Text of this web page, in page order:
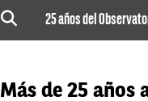
25 años del
Más de 25 años